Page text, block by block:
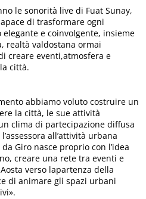
le sonorità live di Fuat Sunay,
di trasformare ogni
e coinvolgente, insieme
realtà valdostana ormai
creare eventi,atmosfera e
città.
abbiamo voluto costruire un
la città, le sue attività
clima di partecipazione diffusa
all’attività urbana
Giro nasce proprio con l’idea
creare una rete tra eventi e
verso lapartenza della
di animare gli spazi urbani